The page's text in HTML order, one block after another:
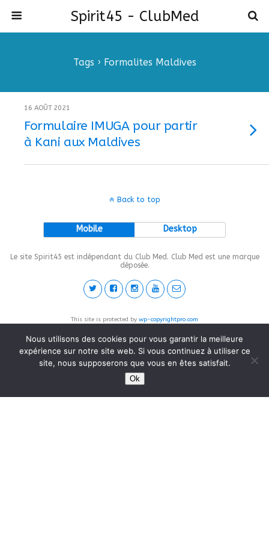
Spirit45 - ClubMed
Tags › Formalites Maldives
16 AOÛT 2021
Formulaire IMUGA pour partir
à Kani aux Maldives
Back to top
Mobile Desktop
Le site Spirit45 est indépendant du Club Med. Club Med est une marque
déposée.
This site is protected by wp-copyrightpro.com
Nous utilisons des cookies pour vous garantir la meilleure
expérience sur notre site web. Si vous continuez à utiliser ce
site, nous supposerons que vous en êtes satisfait.
Ok